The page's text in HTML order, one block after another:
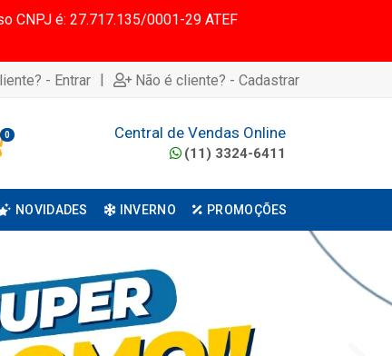
CNPJ é: 27.717.135/0001-29 ATEF
- Entrar | Não é cliente? - Cadastrar
0 Central de Vendas Online
(11) 3324-6411
NOVIDADES INVERNO PROMOÇÕES